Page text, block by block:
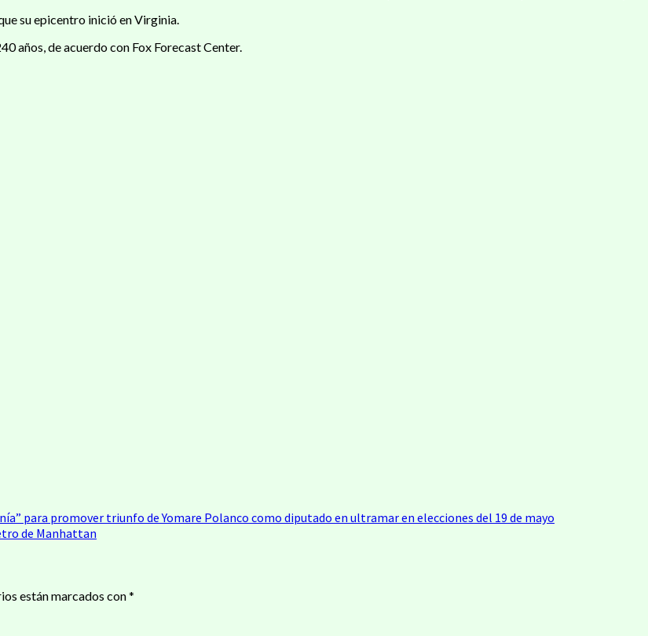
su epicentro inició en Virginia.
años, de acuerdo con Fox Forecast Center.
para promover triunfo de Yomare Polanco como diputado en ultramar en elecciones del 19 de mayo
de Manhattan
están marcados con*